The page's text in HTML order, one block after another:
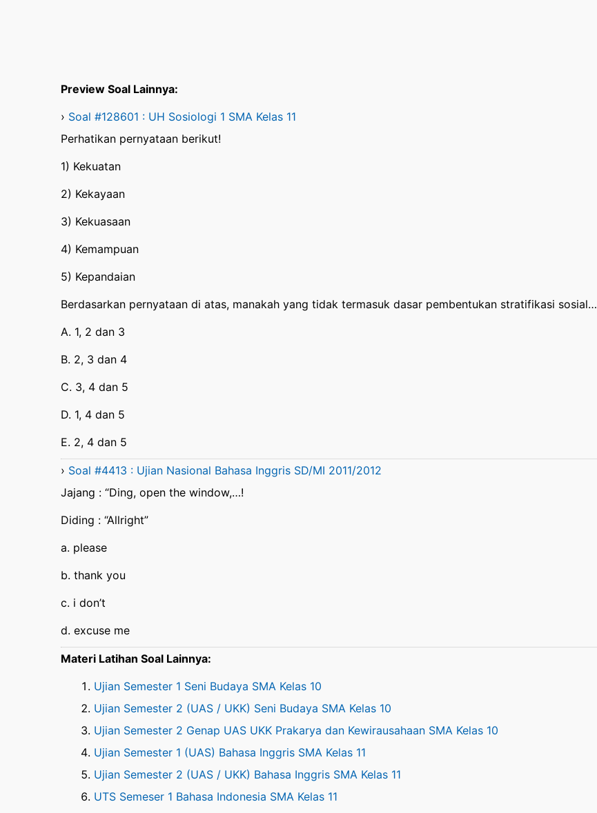
Preview Soal Lainnya:
› Soal #128601 : UH Sosiologi 1 SMA Kelas 11
Perhatikan pernyataan berikut!
1) Kekuatan
2) Kekayaan
3) Kekuasaan
4) Kemampuan
5) Kepandaian
Berdasarkan pernyataan di atas, manakah yang tidak termasuk dasar pembentukan stratifikasi sosial…
A. 1, 2 dan 3
B. 2, 3 dan 4
C. 3, 4 dan 5
D. 1, 4 dan 5
E. 2, 4 dan 5
› Soal #4413 : Ujian Nasional Bahasa Inggris SD/MI 2011/2012
Jajang : “Ding, open the window,…!
Diding : “Allright”
a. please
b. thank you
c. i don’t
d. excuse me
Materi Latihan Soal Lainnya:
Ujian Semester 1 Seni Budaya SMA Kelas 10
Ujian Semester 2 (UAS / UKK) Seni Budaya SMA Kelas 10
Ujian Semester 2 Genap UAS UKK Prakarya dan Kewirausahaan SMA Kelas 10
Ujian Semester 1 (UAS) Bahasa Inggris SMA Kelas 11
Ujian Semester 2 (UAS / UKK) Bahasa Inggris SMA Kelas 11
UTS Semeser 1 Bahasa Indonesia SMA Kelas 11